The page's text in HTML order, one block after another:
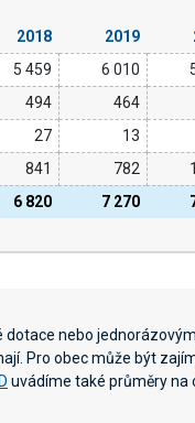
2018 2019
6 820 7 270
5 459 6 010
494 464
27 13
841 782
nebo
Pro obec může být
uvádíme také průměry na